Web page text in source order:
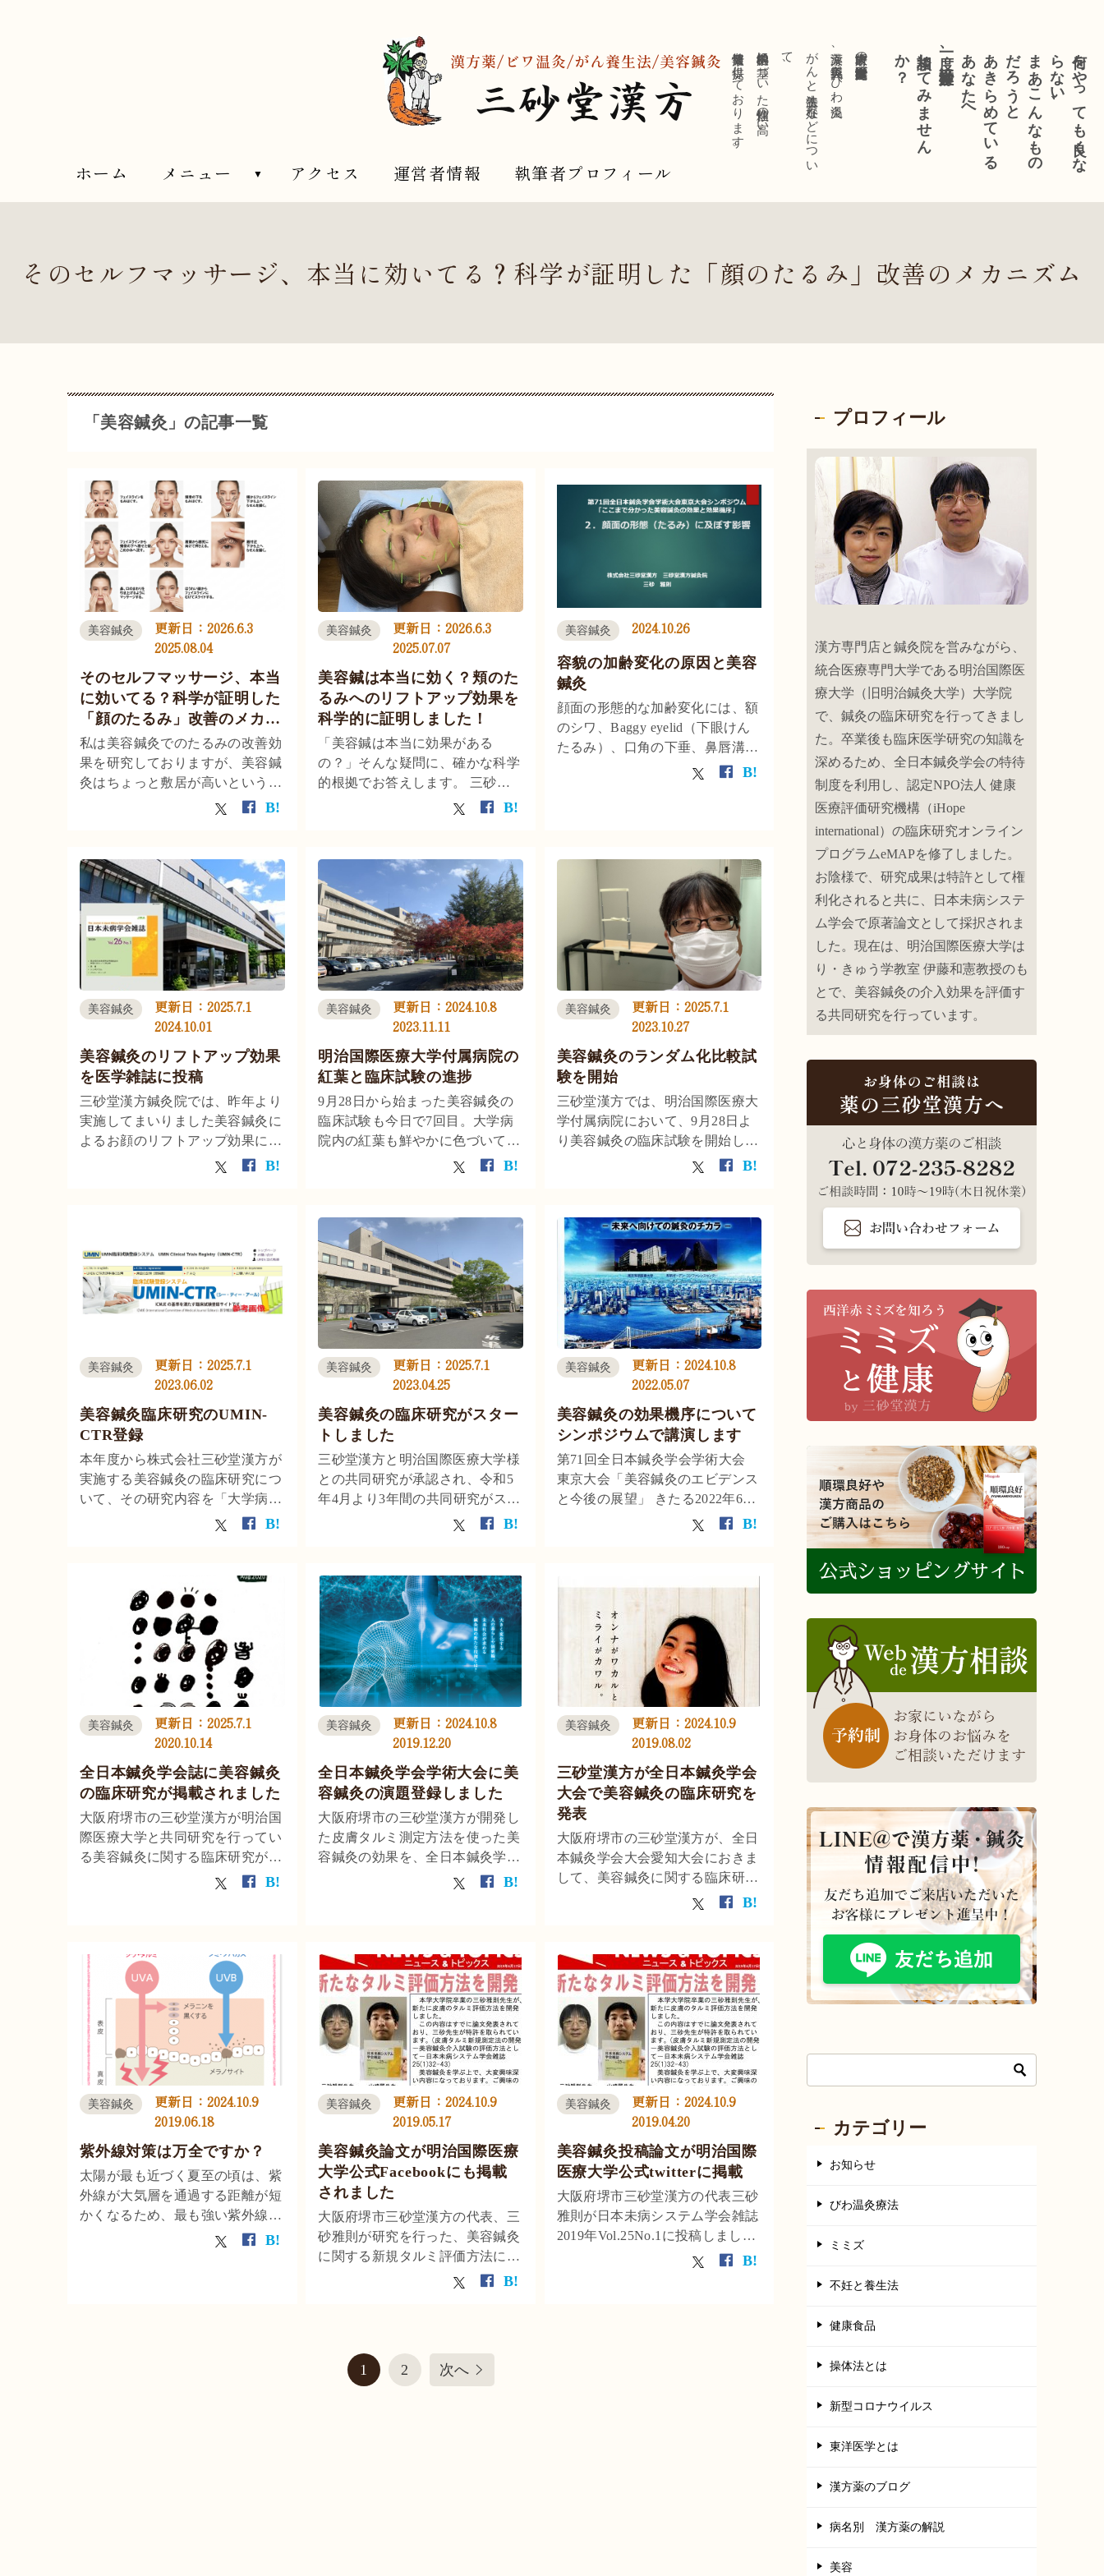
大阪府堺市の三砂堂漢方東洋医学研究室が、
漢方薬、美容鍼灸、びわ温灸、
が
ん
と
養生法、
不妊な
ど
に
つ
い
て
、
科学的根拠に基づいた信頼性の高い
健康情報を提供しております。 何を
や
っ
て
も
良く
な
ら
な
い
、
ま
あ
こ
ん
な
も
の
だ
ろ
う
と
あ
き
ら
め
て
い
る
あ
な
た
へ
一度、三砂堂漢方に
相談し
て
み
ま
せ
ん
か
？
ホーム メニュー アクセス 運営者情報 執筆者プロフィール
そのセルフマッサージ、本当に効いてる？科学が証明した「顔のたるみ」改善のメカニズム
「美容鍼灸」の記事一覧
美容鍼灸 更新日： 2026.6.3
2025.08.04
そのセルフマッサージ、本当
に効いてる？科学が証明した
「顔のたるみ」改善のメカニ
ズム
私は美容鍼灸でのたるみの改善効
果を研究しておりますが、美容鍼
灸はちょっと敷居が高いというあ
なたのために、今回は自宅で手軽
ご紹介します。 「最近、フェイ
スラインがぼ […]
美容鍼灸 更新日：2026.6.3
2025.07.07
美容鍼は本当に効く？頬のた
るみへのリフトアップ効果を
科学的に証明しました！
「美容鍼は本当に効果がある
の？」そんな疑問に、確かな科学
的根拠でお答えします。 三砂堂
漢方が明治国際医療大学と共同で
学的に証明されました。医学雑誌
「日本未病学会誌」に掲載された
本論文の内容をもとに、3.3倍も
のリフトアップ率を叩き出した独
自の検証結果や、鍼灸がたるみに
効くメカニズムを分かりやすく解
説します。「なんとなく」ではな
い、エビデンスに基づいた美容鍼
の力をぜひお確かめください。
美容鍼灸 2024.10.26
容貌の加齢変化の原因と美容
鍼灸
顔面の形態的な加齢変化には、額
のシワ、Baggy eyelid（下眼けん
たるみ）、口角の下垂、鼻唇溝の
深化、頬や顎のタルミ、マリオネ
因、そしてタルミの測定方法につ
いて三砂堂漢方が解説します。
美容鍼灸 更新日： 2025.7.1
2024.10.01
美容鍼灸のリフトアップ効果
を医学雑誌に投稿
三砂堂漢方鍼灸院では、昨年より
実施してまいりました美容鍼灸に
よるお顔のリフトアップ効果につ
いて、臨床試験が完了しましたの
美容鍼灸 更新日：2024.10.8
2023.11.11
明治国際医療大学付属病院の
紅葉と臨床試験の進捗
9月28日から始まった美容鍼灸の
臨床試験も今日で7回目。大学病
院内の紅葉も鮮やかに色づいて、
残すところあと2回となりまし
る研究を行ってきましたが、今回
実施している研究は、美容鍼灸に
対するニーズの最も高いタルミの
改善、つまりリフトアップ効果を
測定することです。臨床試験終了
後のデータ解析が今から楽しみで
美容鍼灸 更新日： 2025.7.1
2023.10.27
美容鍼灸のランダム化比較試
験を開始
三砂堂漢方では、明治国際医療大
学付属病院において、9月28日よ
り美容鍼灸の臨床試験を開始しま
した。 臨床研究のデザインの形
美容鍼灸を行うグループと、行わ
ないグループをランダムに割り付
けて、ランダム化比較試験を実施
しています。
美容鍼灸 更新日： 2025.7.1
2023.06.02
美容鍼灸臨床研究のUMIN-
CTR登録
本年度から株式会社三砂堂漢方が
実施する美容鍼灸の臨床研究につ
いて、その研究内容を「大学病院
医療情報ネットワークUMIN-
全国42の国立大学病院からなるネ
ットワーク組織です。事務局は、
東京大学医学部付属病院内に設置
されていて、国立大学病院以外の
医療関係者も利用できるフリーア
クセスのデータベースとして、医
療関係を中心に様々な情報を提供
する機関です。
美容鍼灸 更新日：2025.7.1
2023.04.25
美容鍼灸の臨床研究がスター
トしました
三砂堂漢方と明治国際医療大学様
との共同研究が承認され、令和5
年4月より3年間の共同研究がスタ
ートしました。 共同研究の研究
定」で京都府南丹市にある明治国
際医療大学の附属病院、付属鍼灸
センターで実施します。
美容鍼灸 更新日： 2024.10.8
2022.05.07
美容鍼灸の効果機序について
シンポジウムで講演します
第71回全日本鍼灸学会学術大会
東京大会「美容鍼灸のエビデンス
と今後の展望」 きたる2022年6月
3日～6月5日に、東京有明医療大
灸学会学術大会 東京大会」が […]
美容鍼灸 更新日： 2025.7.1
2020.10.14
全日本鍼灸学会誌に美容鍼灸
の臨床研究が掲載されました
大阪府堺市の三砂堂漢方が明治国
際医療大学と共同研究を行ってい
る美容鍼灸に関する臨床研究が、
令和2年8月1日発行の全日本鍼灸
フトアップ効果を示した美容鍼灸
の２症例」として掲載されまし
た。
美容鍼灸 更新日：2024.10.8
2019.12.20
全日本鍼灸学会学術大会に美
容鍼灸の演題登録しました
大阪府堺市の三砂堂漢方が開発し
た皮膚タルミ測定方法を使った美
容鍼灸の効果を、全日本鍼灸学会
美容鍼灸 更新日： 2024.10.9
2019.08.02
三砂堂漢方が全日本鍼灸学会
大会で美容鍼灸の臨床研究を
発表
大阪府堺市の三砂堂漢方が、全日
本鍼灸学会大会愛知大会におきま
して、美容鍼灸に関する臨床研究
について発表しました。美容鍼灸
三砂堂漢方では、大学との共同研
究を通じて、美容鍼灸のエビデン
ス確立を目指しています。
美容鍼灸 更新日： 2024.10.9
2019.06.18
紫外線対策は万全ですか？
太陽が最も近づく夏至の頃は、紫
外線が大気層を通過する距離が短
かくなるため、最も強い紫外線が
頭上に降り注ぎます。大阪府堺市
美容鍼灸 更新日：2024.10.9
2019.05.17
美容鍼灸論文が明治国際医療
大学公式Facebookにも掲載
されました
大阪府堺市三砂堂漢方の代表、三
砂雅則が研究を行った、美容鍼灸
に関する新規タルミ評価方法につ
いての学術論文が、明治国際医療
美容鍼灸 更新日： 2024.10.9
2019.04.20
美容鍼灸投稿論文が明治国際
医療大学公式twitterに掲載
大阪府堺市三砂堂漢方の代表三砂
雅則が日本未病システム学会雑誌
2019年Vol.25No.1に投稿しました
原著論文が、母校である明治国際
1 2 次へ
プロフィール
漢方専門店と鍼灸院を営みながら、
統合医療専門大学である明治国際医
療大学（旧明治鍼灸大学）大学院
で、鍼灸の臨床研究を行ってきまし
た。卒業後も臨床医学研究の知識を
深めるため、全日本鍼灸学会の特待
制度を利用し、認定NPO法人 健康
医療評価研究機構（iHope
international）の臨床研究オンライン
プログラムeMAPを修了しました。
お陰様で、研究成果は特許として権
利化されると共に、日本未病システ
ム学会で原著論文として採択されま
した。現在は、明治国際医療大学は
り・きゅう学教室 伊藤和憲教授のも
とで、美容鍼灸の介入効果を評価す
る共同研究を行っています。
カテゴリー
お知らせ
びわ温灸療法
ミミズ
不妊と養生法
健康食品
操体法とは
新型コロナウイルス
東洋医学とは
漢方薬のブログ
病名別 漢方薬の解説
美容